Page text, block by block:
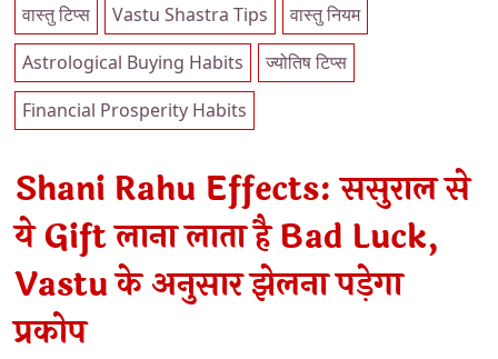
वास्तु टिप्स
Vastu Shastra Tips
वास्तु नियम
Astrological Buying Habits
ज्योतिष टिप्स
Financial Prosperity Habits
Shani Rahu Effects: ससुराल से
ये Gift लाना लाता है Bad Luck,
Vastu के अनुसार झेलना पड़ेगा
प्रकोप